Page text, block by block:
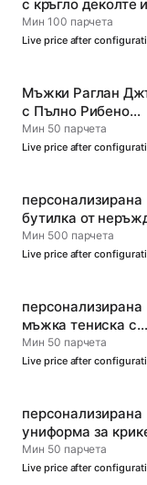
с кръгло деколте и
маншет -
Персонализирана
Мин 100 парчета
Live price after
Мъжки Раглан
с Пълно Рибено
Деколте —
Спортно Облекло
Мин 50 парчета
Live price after
персонализирана
бутилка от
стомана
Мин 500 парчета
Live price after
персонализирана
мъжка тениска с
големи размери
Мин 50 парчета
Live price after
персонализирана
униформа за
Мин 50 парчета
Live price after